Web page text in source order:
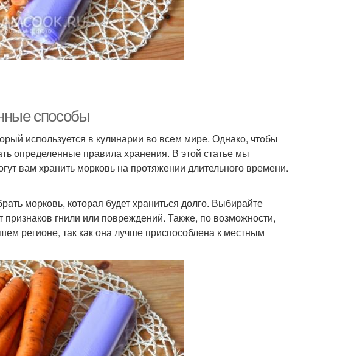
способы
используется в кулинарии во всем мире. Однако, чтобы
определенные правила хранения. В этой статье мы
вам хранить морковь на протяжении длительного времени.
морковь, которая будет храниться долго. Выбирайте
гнили или повреждений. Также, по возможности,
регионе, так как она лучше приспособлена к местным